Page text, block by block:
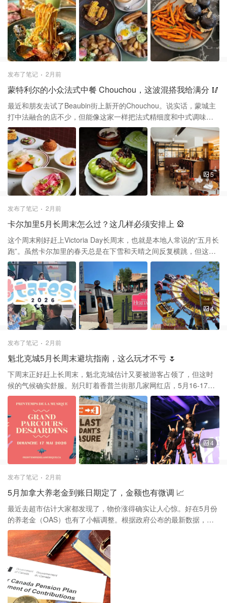
芦苇装饰和暖调灯光，氛围感确实拉满了，非常适合周末约朋友来
坐坐或者小聚。 菜品方面我有被惊喜到，尤其是那个油条牛塔塔
（Beef Tartare with Youtiao），这种中西合璧的吃法非常有创意。
牛里脊肉质鲜嫩，配上炸得酥脆的油条段，口感层次非常丰富，建
议一定要点。另外他们家的Sukiyaki意面味道也算扎实，和牛的味道
融入了面条里，但吃到最后稍微有一点点偏咸，建议搭配一杯清爽
的泰式奶茶或者柚子苏打。 如果是为了拍照去的朋友，建议选下午
里的服务在高峰期可能稍微有点跟不上，毕竟是新开业，大家去之
前最好在网上提前预约，省得在门口吹冷风等位。停车还算方便，
店门口就有不少位置，这点在多伦多真的挺加分的。
发布了笔记 2月前
蒙特利尔的小众法式中餐 Chouchou，这波混搭我给满分 🥢
最近和朋友去试了Beaubin街上新开的Chouchou。说实话，蒙城主
打中法融合的店不少，但能像这家一样把法式精细度和中式调味逻
辑结合得这么和谐的，确实不多见。主厨Chouchou Jia之前的履历
就很亮眼，在Île Flottante当过主厨，这次出来自立门户，选在小意
大利这块地方开了一家只有35个席位的小馆子。 店内的装修走的是
那种低调温润的路线，藕粉色的石灰抹面墙配合深棕色皮质长椅，
虽然空间不大，但氛围感直接拉满。特别推荐他们家的那道“葱油拌
豆腐”，端上来的时候看着像一份精致的法式叠层塔，其实入口全是
地道的上海老味道。 而且，他们家的叉烧肉（Char Siu）处理得很
妙，用的是猪颈肉，经过木炭火烤后带着淡淡的焦香味，配上焦糖
个小建议： 1️⃣ 必点推荐：黑茶魔鬼蛋、钟水饺风味意饺
（Ravioli），还有那个黑芝麻巴斯克挞。 2️⃣ 关于订位：目前只有周
二到周六营业，晚上很快就满座，一定要提前在官网预约。 3️⃣ 雷点
提醒：桌椅挨得比较紧凑，如果是那种非常正式的商务谈话可能不
太合适，但朋友聚会或者约会绝对是满分选项。
5
发布了笔记 2月前
卡尔加里5月长周末怎么过？这几样必须安排上 🎡
这个周末刚好赶上Victoria Day长周末，也就是本地人常说的“五月长
跑”。虽然卡尔加里的春天总是在下雪和天晴之间反复横跳，但这个
周末绝对是全城苏醒的标志，因为绝大多数户外景点都会在5月16日
这天正式开门迎客。 如果你喜欢热闹或者二次元文化，市中心的
Telus Convention Centre正举办Otafest动漫节。这是卡城每年最大
的动漫盛会，周末三天的活动排得很满，从Cosplay大赛到各种主题
摊位应有尽有。如果你打算去凑个热闹，建议提前在网上买好票，
现场排队的人潮真的不是开玩笑的。 想带家人孩子出去转转的话，
Heritage Park历史公园在16号正式开启夏季赛季。坐在蒸汽火车上
绕园一周，或者去老式面包房买个肉桂卷，是卡城人迎接夏天的固
六开门，户外爱好者终于有地方消耗精力了。 不过要提醒大家，5月
的落基山脉依然是“泥泞季节”。虽然班夫周边的步道看起来很诱人，
但高海拔地区大概率还有积雪或厚厚的烂泥，建议大家穿防水登山
鞋并带上冰爪。 最后安利一个新鲜活动，16号下午在主场有一场女
子职业足球赛，是卡尔加里新球队Wild FC对阵蒙特利尔。支持一下
咱们自己的主队，现场气氛通常都挺燃的，是度过周六下午的不错
选择。
4
发布了笔记 2月前
魁北克城5月长周末避坑指南，这么玩才不亏 🌷
下周末正好赶上长周末，魁北克城估计又要被游客占领了，但这时
候的气候确实舒服。别只盯着香普兰街那几家网红店，5月16-17号
正好是“音乐之春”（Printemps de la musique）活动，老城区很多
平时不开放的教堂和历史古迹都会举办小型音乐会。我个人很推荐
去圣三一大教堂听一场，那种古建筑自带的回声效果真的能让人起
鸡皮疙瘩，而且很多环节是免费的。 避雷针我也帮大家插好了，这
个时间点千万别开车进老城死磕停车位，停在Saint-Roch区再坐车
过去能省不少心。另外，虽然气温回升了，但圣劳伦斯河的风吹过
来还是透心凉。尤其是想去蒙莫朗西瀑布的朋友，一定要带件挡风
的薄外套。现在正值雪水融化，瀑布水量是全年最大的时候，走在
厦周边，那里的郁金香这周开得正旺，比挤满人的小巷子好拍太多
了。要是喜欢户外互动，可以去 Îlot des Palais 领个“考古背包”
（Escape Backpack），在老城玩实景解谜，比单纯压马路有意思
得多。如果是舞蹈爱好者，ExpoCité 那边正办着大型舞蹈赛 Hit the
Floor，现场氛围特别炸，路过的话可以去感受下那种能量。 最后顺
便提个醒，虽然是长周末，但5月18号周一有些私人精品店和市政设
施会休息。建议大家把买买买的计划提前排到周六或周日，免得周
一白跑一趟。
4
发布了笔记 2月前
5月加拿大养老金到账日期定了，金额也有微调 📈
最近去超市估计大家都发现了，物价涨得确实让人心惊。好在5月份
的养老金（OAS）也有了小幅调整。根据政府公布的最新数据，因
为消费者价格指数CPI的波动，4月到6月这一季度的金额微涨了
0.1%，虽然数额不算大，但也算是政府对通胀压力的一种例行反
馈，这一变动也会体现在本月的入账里。 具体的数额大家可以对一
下。65到74岁的朋友，目前每月最高能领到743.05加币；而75岁及
以上的朋友因为有10%的额外加成，最高金额是817.36加币。说实
话，这笔钱主要是帮大家抵御购买力缩水，虽然涨幅跟某些生活支
出相比略显“佛系”，但动态调整机制总归能稍微缓解一点购物理财的